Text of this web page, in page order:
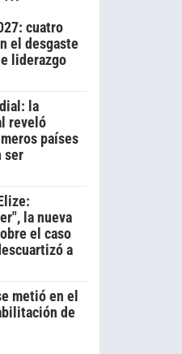
cuatro
el desgaste
liderazgo
la
reveló
países
ser
la nueva
el caso
a
metió en el
de